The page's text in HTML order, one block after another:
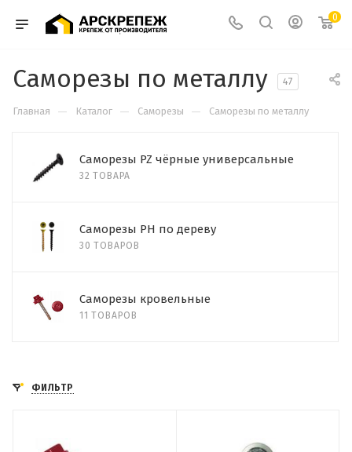
0
Саморезы по металлу 47
Главная — Каталог — Саморезы — Саморезы по металлу
Cаморезы PZ чёрные универсальные
32 ТОВАРА
Саморезы PH по дереву
30 ТОВАРОВ
Саморезы кровельные
11 ТОВАРОВ
ФИЛЬТР